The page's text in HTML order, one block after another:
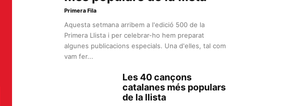
Primera Fila
Aquesta setmana arribem a l'edició 500 de la
Primera Llista i per celebrar-ho hem preparat
algunes publicacions especials. Una d'elles, tal com
vam fer...
Les 40 cançons
catalanes més populars
de la llista